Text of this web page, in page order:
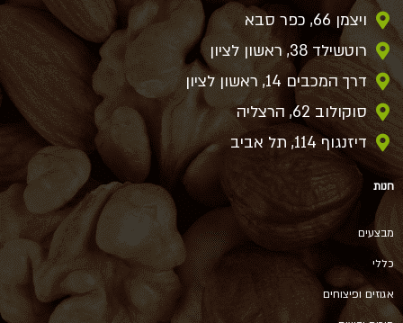
ויצמן 66, כפר סבא
רוטשילד 38, ראשון לציון
דרך המכבים 14, ראשון לציון
סוקולוב 62, הרצליה
דיזנגוף 114, תל אביב
חנות
מבצעים
כללי
אגוזים ופיצוחים